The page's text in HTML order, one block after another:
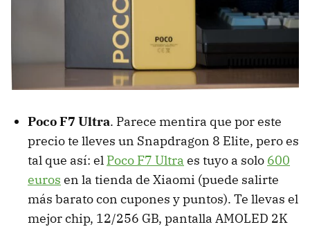
Poco F7 Ultra. Parece mentira que por este
precio te lleves un Snapdragon 8 Elite, pero es
tal que así: el Poco F7 Ultra es tuyo a solo 600
euros en la tienda de Xiaomi (puede salirte
más barato con cupones y puntos). Te llevas el
mejor chip, 12/256 GB, pantalla AMOLED 2K